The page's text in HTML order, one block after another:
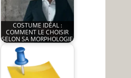
8 March 2023
COSTUME IDÉAL :
COMMENT LE CHOISIR
SELON SA MORPHOLOGIE
by
JeunInfo.J.l.